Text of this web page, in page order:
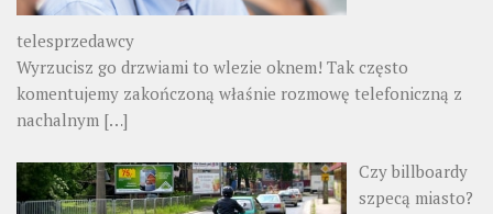
telesprzedawcy
Wyrzucisz go drzwiami to wlezie oknem! Tak często
komentujemy zakończoną właśnie rozmowę telefoniczną z
nachalnym […]
Czy billboardy
szpecą miasto?